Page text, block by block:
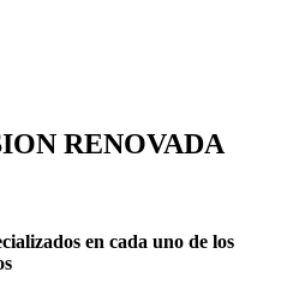
RENOVADA
en cada uno de los